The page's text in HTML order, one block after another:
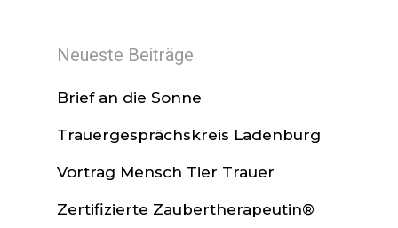
Neueste Beiträge
Brief an die Sonne
Trauergesprächskreis Ladenburg
Vortrag Mensch Tier Trauer
Zertifizierte Zaubertherapeutin®